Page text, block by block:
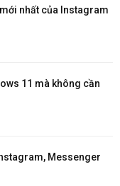
nhất của Instagram
11 mà không cần
Messenger